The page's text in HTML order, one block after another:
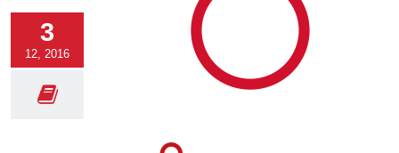
3
12, 2016